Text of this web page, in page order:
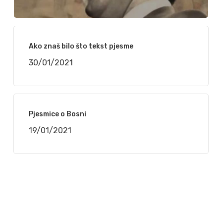
Ako znaš bilo što tekst pjesme
30/01/2021
Pjesmice o Bosni
19/01/2021